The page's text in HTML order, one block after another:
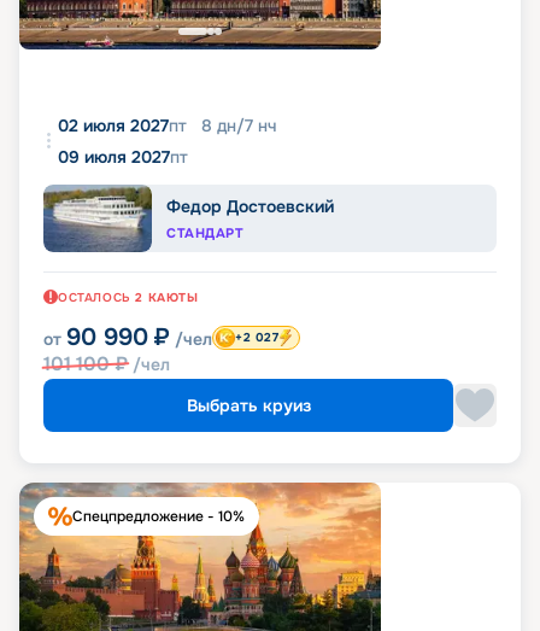
02 июля 2027пт 8 дн/7 нч
09 июля 2027пт
Федор Достоевский
СТАНДАРТ
ОСТАЛОСЬ 2 КАЮТЫ
от 90 990 ₽ /чел
101 100₽ /чел
+2 027
Выбрать круиз
Спецпредложение - 10%